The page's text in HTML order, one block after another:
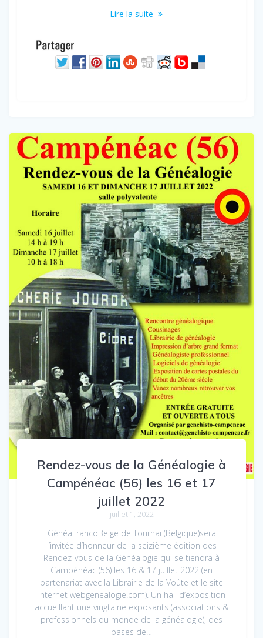
Lire la suite
Rendez-vous de la Généalogie à
Campénéac (56) les 16 et 17
juillet 2022
juillet 1, 2022
GénéaFrancoBelge de Tournai (Belgique)sera
l’invitée d’honneur de la seizième édition des
Rendez-vous de la Généalogie qui se tiendra à
Campénéac (56) les 16 & 17 juillet 2022 (en
partenariat avec la Librairie de la Voûte et le site
internet webgenealogie.com). Un hall d’exposition
accueillant une vingtaine exposants (associations &
professionnels du monde de la généalogie), des
bases de…